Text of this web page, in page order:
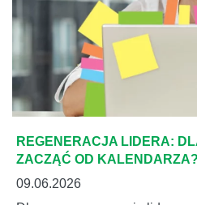
REGENERACJA LIDERA:
ZACZĄĆ OD KALENDARZA?
09.06.2026